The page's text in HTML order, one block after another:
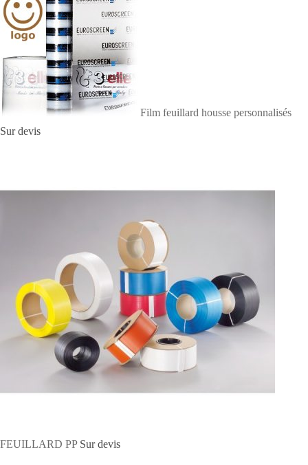
Film feuillard housse personnalisés
Sur devis
FEUILLARD PP Sur devis